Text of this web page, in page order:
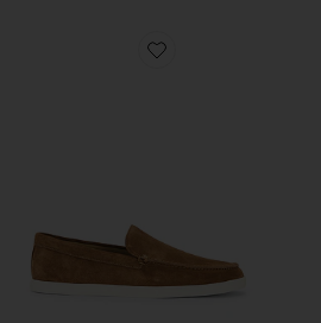
Favorite ローファー